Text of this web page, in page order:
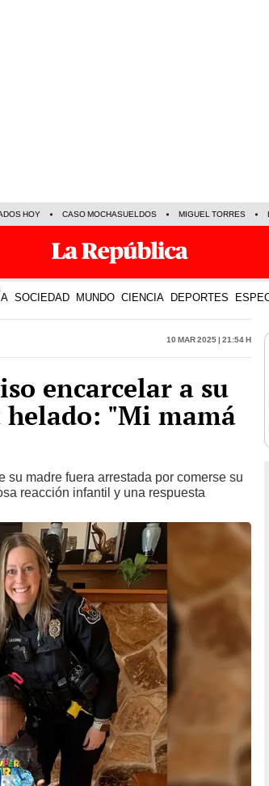
HOY CASO MOCHASUELDOS MIGUEL TORRES
SOCIEDAD MUNDO CIENCIA DEPORTES
10 Mar 2025 | 21:54 h
encarcelar a su
helado: "Mi mamá
madre fuera arrestada por comerse su
reacción infantil y una respuesta